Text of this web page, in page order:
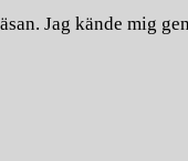
Jag kände mig